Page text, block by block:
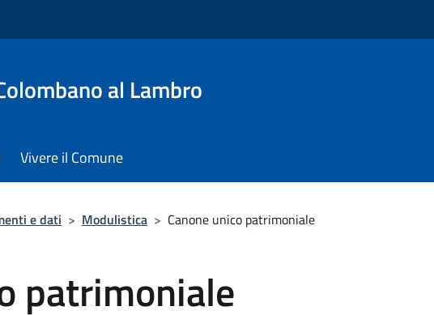
al Lambro
Vivere il Comune
e dati > Modulistica > Canone unico patrimoniale
patrimoniale